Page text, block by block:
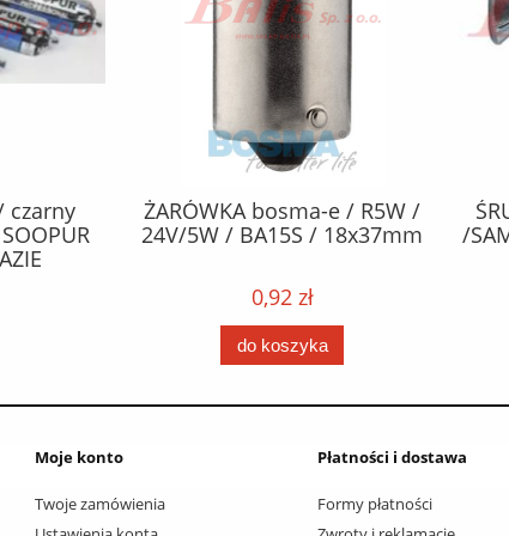
czarny
/
kleju
ŻARÓWKA bosma-e / R5W /
24V/5W / BA15S / 18x37mm
0,92 zł
do koszyka
/
Moje konto
Twoje zamówienia
Płatności i dostawa
Formy płatności